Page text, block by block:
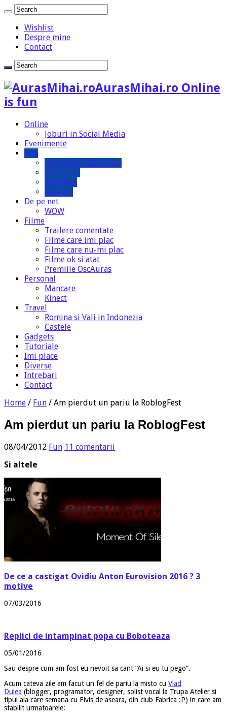
Wishlist
Despre mine
Contact
AurasMihai.ro Online
is fun
Online
Joburi in Social Media
Evenimente
Fun
Intamplari adevarate
Interviuri
Pamflete
Bancuri
De pe net
WOW
Filme
Trailere comentate
Filme care imi plac
Filme care nu-mi plac
Filme ok si atat
Premiile OscAuras
Personal
Mancare
Kinect
Travel
Romina si Vali in Indonezia
Castele
Gadgets
Tutoriale
Imi place
Diverse
Intrebari
Contact
Home / Fun / Am pierdut un pariu la RoblogFest
Am pierdut un pariu la RoblogFest
08/04/2012 Fun 11 comentarii
Si altele
De ce a castigat Ovidiu Anton Eurovision 2016 ? 3
motive
07/03/2016
Replici de intampinat popa cu Boboteaza
05/01/2016
Sau despre cum am fost eu nevoit sa cant “Ai si eu tu pego”.
Acum cateva zile am facut un fel de pariu la misto cu Vlad
Dulea (blogger, programator, designer, solist vocal la Trupa Atelier si
tipul ala care semana cu Elvis de aseara, din club Fabrica :P) in care am
stabilit urmatoarele: